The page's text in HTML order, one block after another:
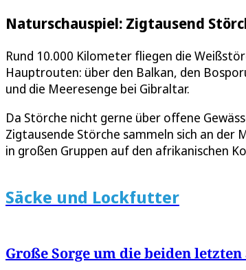
Naturschauspiel: Zigtausend
Rund 10.000 Kilometer fliegen die
Hauptrouten: über den Balkan, den
und die Meeresenge bei Gibraltar.
Da Störche nicht gerne über offene
Zigtausende Störche sammeln sich an
in großen Gruppen auf den afrikanischen
Säcke und Lockfutter
Große Sorge um die beiden